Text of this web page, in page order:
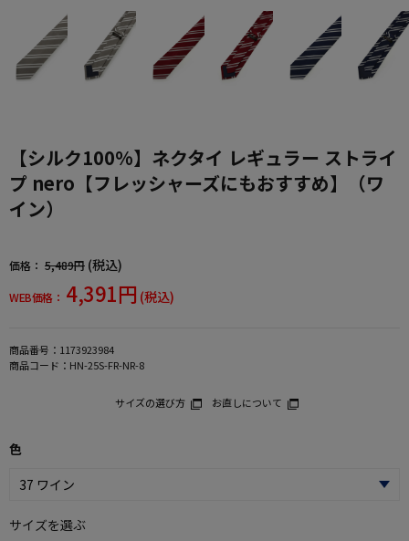
【シルク100%】ネクタイ レギュラー ストライ
プ nero【フレッシャーズにもおすすめ】（ワ
イン）
価格： 5,489円 (税込)
WEB価格： 4,391円 (税込)
商品番号： 1173923984
商品コード： HN-25S-FR-NR-8
サイズの選び方 お直しについて
色
サイズを選ぶ